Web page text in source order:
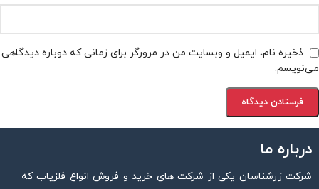
ذخیره نام، ایمیل و وبسایت من در مرورگر برای زمانی که دوباره دیدگاهی
می‌نویسم.
درباره ما
شرکت زرشناسان یکی از شرکت های خرید و فروش انواع فلزیاب که